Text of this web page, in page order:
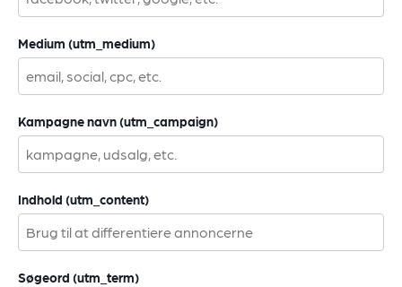
Medium (utm_medium)
Kampagne navn (utm_campaign)
Indhold (utm_content)
Søgeord (utm_term)